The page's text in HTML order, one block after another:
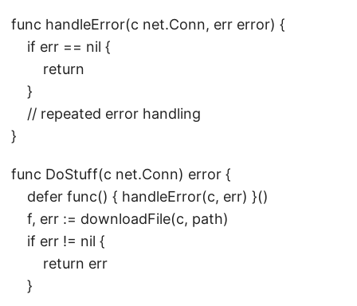
func handleError(c net.Conn, err error) {
if err == nil {
return
}
// repeated error handling
}
func DoStuff(c net.Conn) error {
defer func() { handleError(c, err) }()
f, err := downloadFile(c, path)
if err != nil {
return err
}